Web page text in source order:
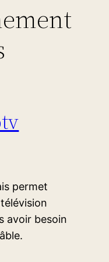
permet
avoir besoin